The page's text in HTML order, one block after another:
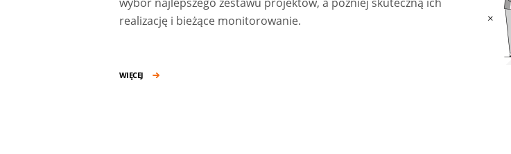
realizację i bieżące monitorowanie.
WIĘCEJ